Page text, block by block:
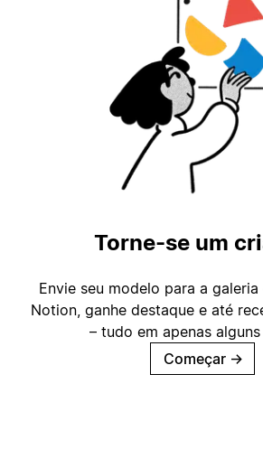
Torne-se um
Envie seu modelo para a
Notion, ganhe destaque e até
– tudo em apenas
Começar →